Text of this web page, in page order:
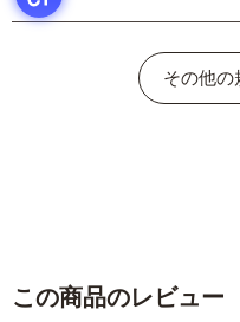
その他の
この商品のレビュー